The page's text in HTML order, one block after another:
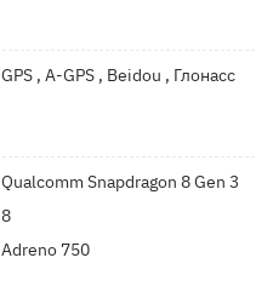
GPS , A-GPS , Beidou , Глонасс
Qualcomm Snapdragon 8 Gen 3
8
Adreno 750